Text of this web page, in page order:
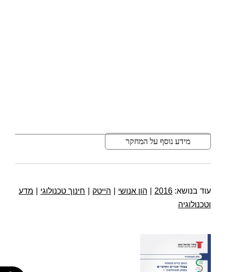
מידע נוסף על המחקר
עוד בנושא: 2016 הון אנושי הייטק חינוך טכנולוגי
מדע
וטכנולוגיה